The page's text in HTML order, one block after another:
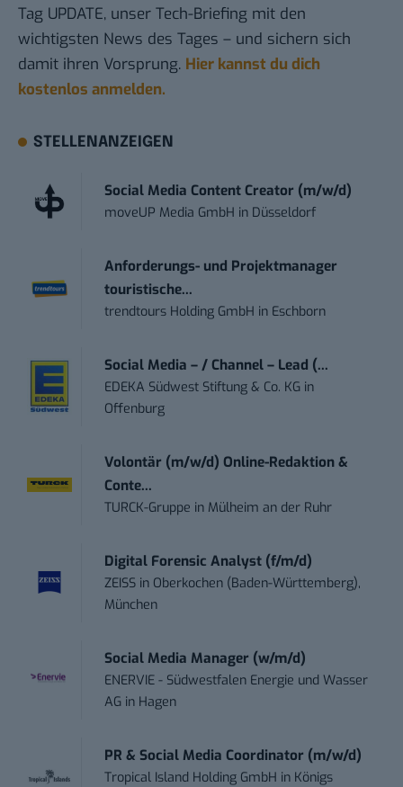
Tag UPDATE, unser Tech-Briefing mit den
wichtigsten News des Tages – und sichern sich
damit ihren Vorsprung. Hier kannst du dich
kostenlos anmelden.
STELLENANZEIGEN
Social Media Content Creator (m/w/d)
moveUP Media GmbH in Düsseldorf
Anforderungs- und Projektmanager
touristische...
trendtours Holding GmbH in Eschborn
Social Media – / Channel – Lead (...
EDEKA Südwest Stiftung & Co. KG in
Offenburg
Volontär (m/w/d) Online-Redaktion &
Conte...
TURCK-Gruppe in Mülheim an der Ruhr
Digital Forensic Analyst (f/m/d)
ZEISS in Oberkochen (Baden-Württemberg),
München
Social Media Manager (w/m/d)
ENERVIE - Südwestfalen Energie und Wasser
AG in Hagen
PR & Social Media Coordinator (m/w/d)
Tropical Island Holding GmbH in Königs